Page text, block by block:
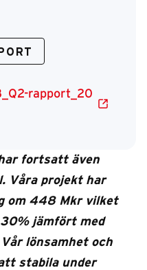
rapport_20
fortsatt även
Våra projekt har
om 448 Mkr vilket
jämfört med
lönsamhet och
stabila under